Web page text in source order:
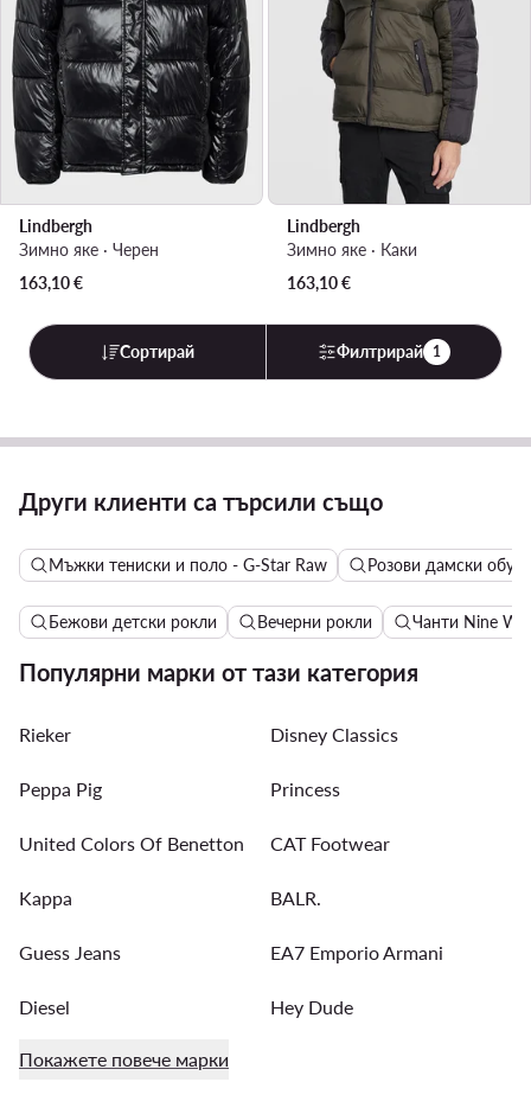
Lindbergh
Зимно яке · Черен
163,10€
Lindbergh
Зимно яке · Каки
163,10€
Сортирай Филтрирай 1
Други клиенти са търсили също
Мъжки тениски и поло - G-Star Raw Розови дамски
Бежови детски рокли Вечерни рокли Чанти Nine
Популярни марки от тази категория
Rieker Disney Classics
Peppa Pig Princess
United Colors Of Benetton CAT Footwear
Kappa BALR.
Guess Jeans EA7 Emporio Armani
Diesel Hey Dude
Покажете повече марки